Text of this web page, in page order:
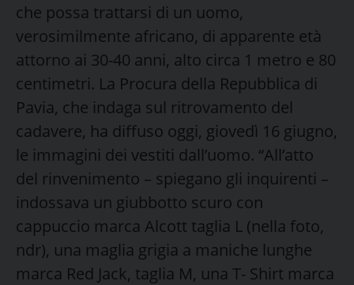
che possa trattarsi di un uomo,
verosimilmente africano, di apparente età
attorno ai 30-40 anni, alto circa 1 metro e 80
centimetri. La Procura della Repubblica di
Pavia, che indaga sul ritrovamento del
cadavere, ha diffuso oggi, giovedì 16 giugno,
le immagini dei vestiti dall’uomo. “All’atto
del rinvenimento – spiegano gli inquirenti –
indossava un giubbotto scuro con
cappuccio marca Alcott taglia L (nella foto,
ndr), una maglia grigia a maniche lunghe
marca Red Jack, taglia M, una T- Shirt marca